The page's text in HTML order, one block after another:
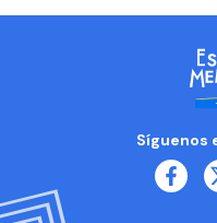
Síguenos